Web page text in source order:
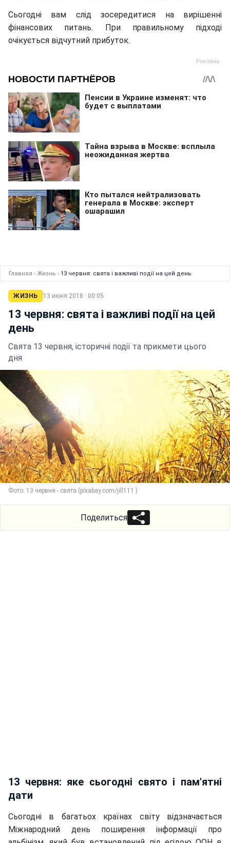
Сьогодні вам слід зосередитися на вирішенні
фінансових питань. При правильному підході
очікується відчутний прибуток.
Главная › Жизнь › 13 червня: свята і важливі події на цей день
ЖИЗНЬ 13 июня 2018 · 00:05
13 червня: свята і важливі події на цей
день
Свята 13 червня, історичні події та прикмети цього
дня
Фото: 13 червня - свята (pixabay.com/jill111 )
Поделиться
13 червня: яке сьогодні свято і пам'ятні
дати
Сьогодні в багатьох країнах світу відзначається
Міжнародний день поширення інформації про